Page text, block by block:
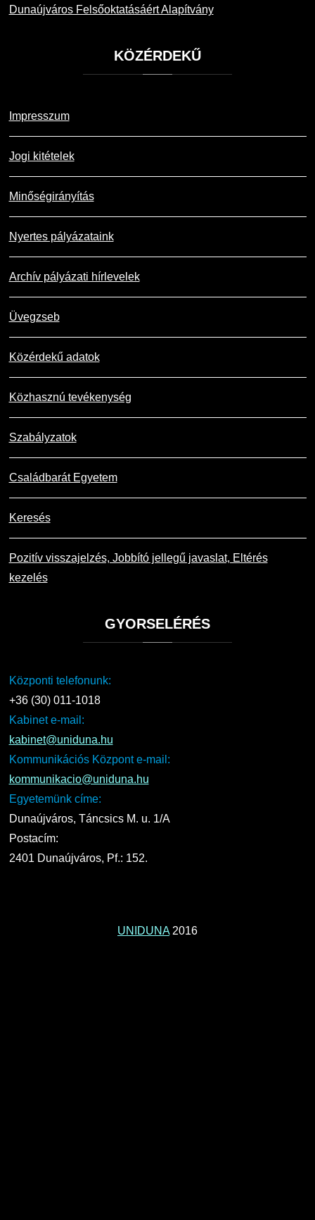
Dunaújváros Felsőoktatásáért Alapítvány
KÖZÉRDEKŰ
Impresszum
Jogi kitételek
Minőségirányítás
Nyertes pályázataink
Archív pályázati hírlevelek
Üvegzseb
Közérdekű adatok
Közhasznú tevékenység
Szabályzatok
Családbarát Egyetem
Keresés
Pozitív visszajelzés, Jobbító jellegű javaslat, Eltérés
kezelés
GYORSELÉRÉS
Központi telefonunk:
+36 (30) 011-1018
Kabinet e-mail:
kabinet@uniduna.hu
Kommunikációs Központ e-mail:
kommunikacio@uniduna.hu
Egyetemünk címe:
Dunaújváros, Táncsics M. u. 1/A
Postacím:
2401 Dunaújváros, Pf.: 152.
UNIDUNA2016